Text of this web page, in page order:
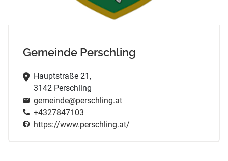
Gemeinde Perschling
Hauptstraße 21,
3142 Perschling
gemeinde@perschling.at
+4327847103
https://www.perschling.at/